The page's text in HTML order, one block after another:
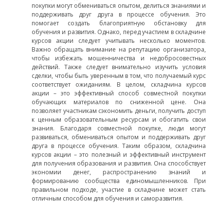
покупки могут обмениваться опытом, делиться знаниями и
поддерживать друг друга в процессе обучения. Это
помогает создать благоприятную обстановку для
обучения и развития. Однако, перед участием в складчине
курсов акции следует учитывать несколько моментов.
Важно обращать внимание на репутацию организатора,
чтобы избежать мошенничества и недобросовестных
действий. Также следует внимательно изучить условия
сделки, чтобы быть уверенным в том, что получаемый курс
соответствует ожиданиям. В целом, складчина курсов
акции – это эффективный способ совместной покупки
обучающих материалов по сниженной цене. Она
позволяет участникам сэкономить деньги, получить доступ
к ценным образовательным ресурсам и обогатить свои
знания. Благодаря совместной покупке, люди могут
развиваться, обмениваться опытом и поддерживать друг
друга в процессе обучения. Таким образом, складчина
курсов акции – это полезный и эффективный инструмент
для получения образования и развития. Она способствует
экономии денег, распространению знаний и
формированию сообщества единомышленников. При
правильном подходе, участие в складчине может стать
отличным способом для обучения и саморазвития.